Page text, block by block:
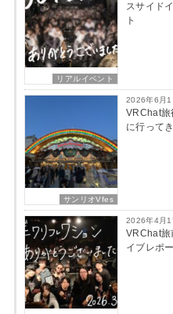
リアルイベント
スサイド
ト
サンリオVfes
2026年6月1
VRChat旅
に行ってき
2026年4月
VRChat旅
イブレポ